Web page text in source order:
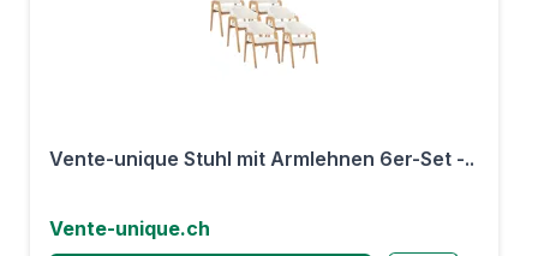
Vente-unique Stuhl mit Armlehnen 6er-Set -..
Vente-unique.ch